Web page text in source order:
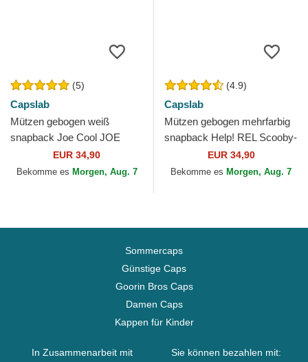
(5)
Capslab
Mützen gebogen weiß
snapback Joe Cool JOE
Snoopy Erdnüsse von
Capslab
EUR 34,90
Bekomme es Morgen, Aug. 7
(4.9)
Capslab
Mützen gebogen mehrfarbig
snapback Help! REL Scooby-
Doo von Capslab
EUR 34,90
Bekomme es Morgen, Aug. 7
Sommercaps
Günstige Caps
Goorin Bros Caps
Damen Caps
Kappen für Kinder
In Zusammenarbeit mit
Sie können bezahlen mit: